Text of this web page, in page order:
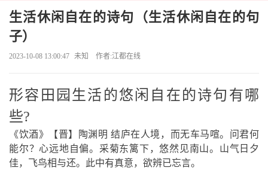
生活休闲自在的诗句（生活休闲自在的句
子）
2023-10-08 13:00:47 未知 作者:江都在线
形容田园生活的悠闲自在的诗句有哪
些?
《饮酒》【晋】陶渊明 结庐在人境，而无车马喧。问君何
能尔？心远地自偏。采菊东篱下，悠然见南山。山气日夕
佳，飞鸟相与还。此中有真意，欲辨已忘言。